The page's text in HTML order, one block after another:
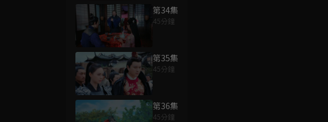
第34集
45分鐘
第35集
45分鐘
第36集
45分鐘